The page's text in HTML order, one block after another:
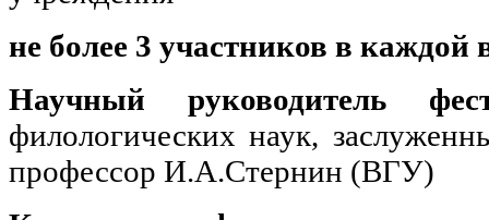
не более 3 участников в каждой
Научный руководитель
филологических наук,
профессор И.А.Стернин (ВГУ)